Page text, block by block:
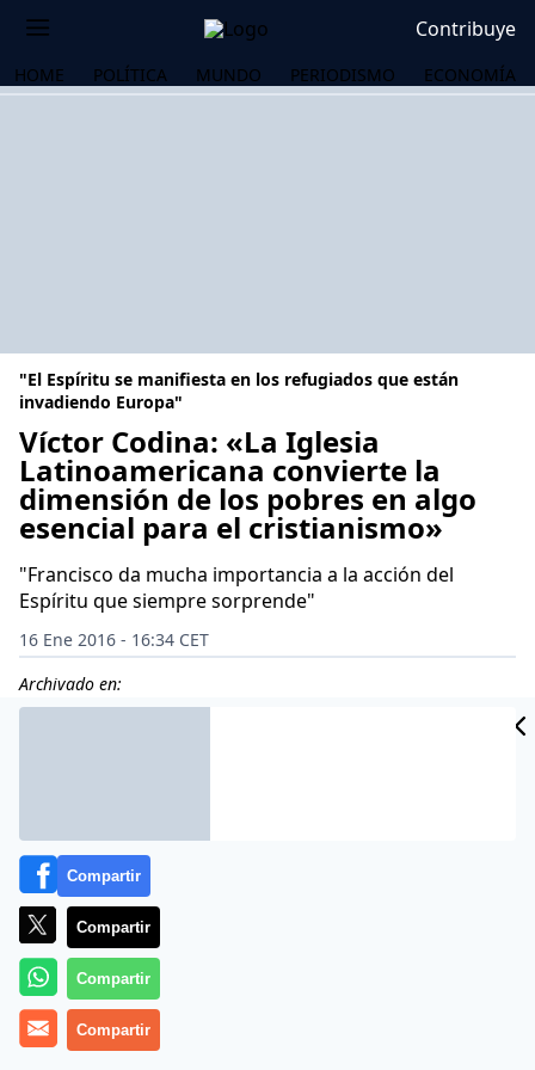
Contribuye
HOME POLÍTICA MUNDO PERIODISMO ECONOMÍA
"El Espíritu se manifiesta en los refugiados que están
invadiendo Europa"
Víctor Codina: «La Iglesia
Latinoamericana convierte la
dimensión de los pobres en algo
esencial para el cristianismo»
"Francisco da mucha importancia a la acción del
Espíritu que siempre sorprende"
16 Ene 2016 - 16:34 CET
Archivado en:
Compartir
Compartir
Compartir
Compartir